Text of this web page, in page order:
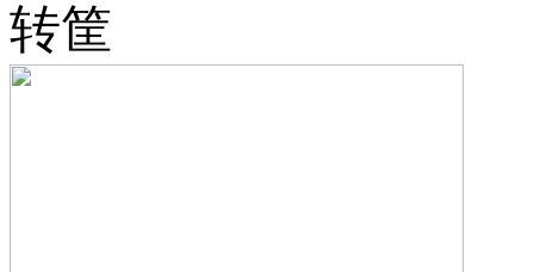
转筐